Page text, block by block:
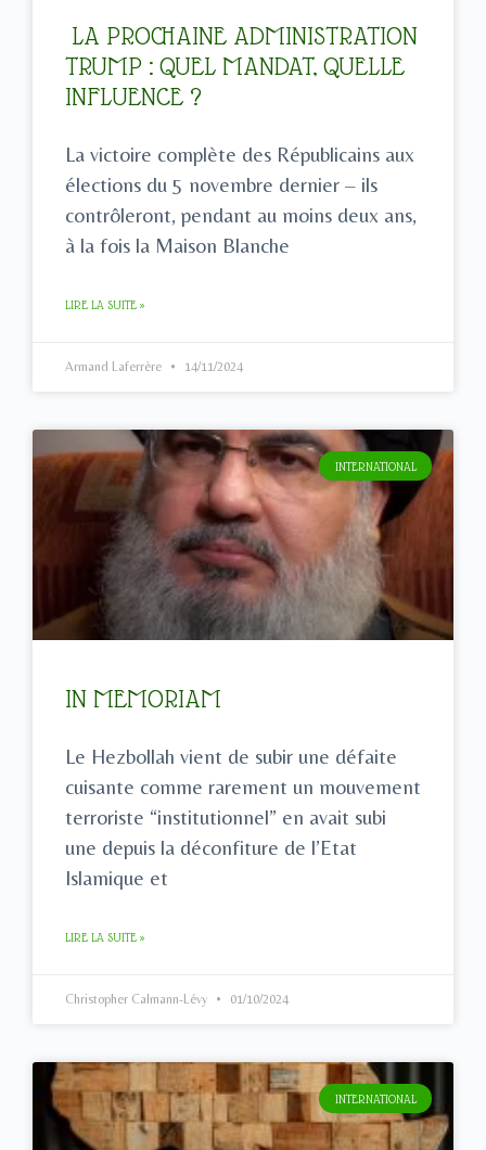
LA PROCHAINE ADMINISTRATION
TRUMP : QUEL MANDAT, QUELLE
INFLUENCE ?
La victoire complète des Républicains aux
élections du 5 novembre dernier – ils
contrôleront, pendant au moins deux ans,
à la fois la Maison Blanche
LIRE LA SUITE »
Armand Laferrère 14/11/2024
INTERNATIONAL
IN MEMORIAM
Le Hezbollah vient de subir une défaite
cuisante comme rarement un mouvement
terroriste “institutionnel” en avait subi
une depuis la déconfiture de l’Etat
Islamique et
LIRE LA SUITE »
Christopher Calmann-Lévy 01/10/2024
INTERNATIONAL